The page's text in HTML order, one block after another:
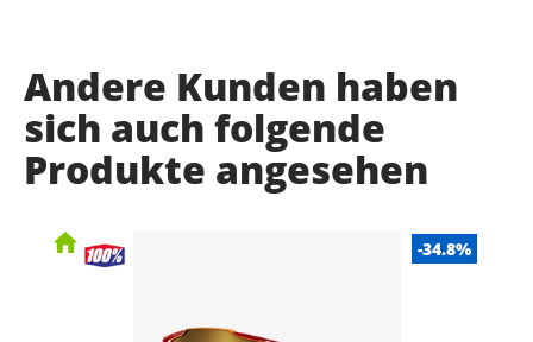
Andere Kunden haben
sich auch folgende
Produkte angesehen
-34.8%